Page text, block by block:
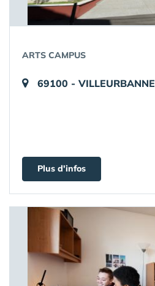
ARTS CAMPUS
69100 - VILLEURBANNE
Plus d'infos